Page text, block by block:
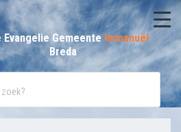
Evangelie GemeenteImmanuël
Breda